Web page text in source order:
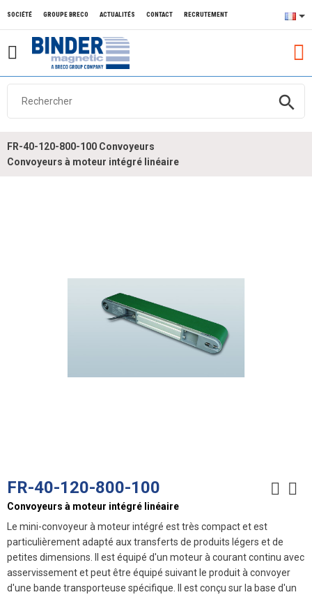
search
SOCIÉTÉ GROUPE BRECO ACTUALITÉS CONTACT RECRUTEMENT
FR-40-120-800-100 Convoyeurs
Convoyeurs à moteur intégré linéaire
FR-40-120-800-100
Convoyeurs à moteur intégré linéaire
Le mini-convoyeur à moteur intégré est très compact et est
particulièrement adapté aux transferts de produits légers et de
petites dimensions. Il est équipé d'un moteur à courant continu avec
asservissement et peut être équipé suivant le produit à convoyer
d'une bande transporteuse spécifique. Il est conçu sur la base d'un